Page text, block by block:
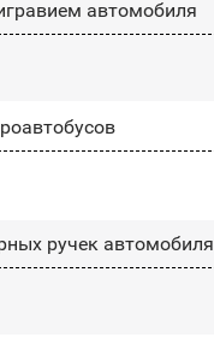
автомобиля
ручек автомобиля